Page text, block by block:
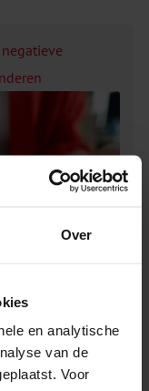
Over
en analytische
van de
Voor
en